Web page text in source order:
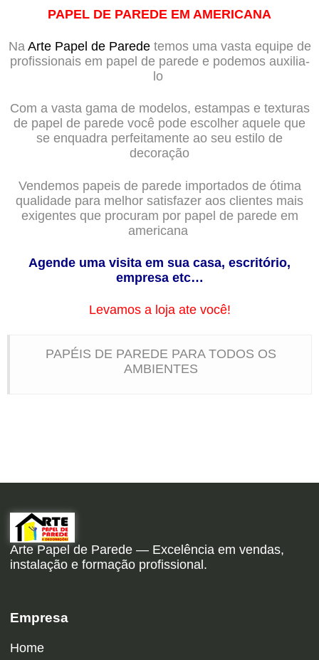
PAPEL DE PAREDE EM AMERICANA
Na Arte Papel de Paredetemos uma vasta equipe de
profissionais em papel de parede e podemos auxilia-
lo
Com a vasta gama de modelos, estampas e texturas
de papel de parede você pode escolher aquele que
se enquadra perfeitamente ao seu estilo de
decoração
Vendemos papeis de parede importados de ótima
qualidade para melhor satisfazer aos clientes mais
exigentes que procuram por papel de parede em
americana
Agende uma visita em sua casa, escritório,
empresa etc…
Levamos a loja ate você!
PAPÉIS DE PAREDE PARA TODOS OS
AMBIENTES
Arte Papel de Parede — Excelência em vendas,
instalação e formação profissional.
Empresa
Home